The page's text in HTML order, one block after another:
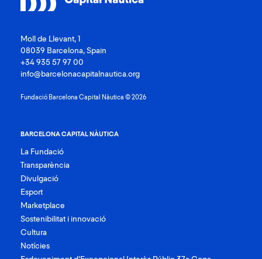
Moll de Llevant, 1
08039 Barcelona, Spain
+34 935 57 97 00
info@barcelonacapitalnautica.org
Fundació Barcelona Capital Nàutica © 2026
BARCELONA CAPITAL NÀUTICA
La Fundació
Transparència
Divulgació
Esport
Marketplace
Sostenibilitat i innovació
Cultura
Notícies